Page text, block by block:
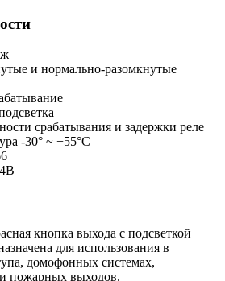
и нормально-разомкнутые
срабатывания и задержки реле
-30° ~ +55°С
кнопка выхода с подсветкой
для использования в
домофонных системах,
пожарных выходов.